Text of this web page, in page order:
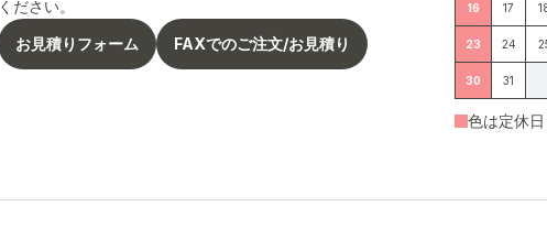
ください。
お見積りフォーム
FAXでのご注文/お見積り
16 17
23 24
30 31
色は定休